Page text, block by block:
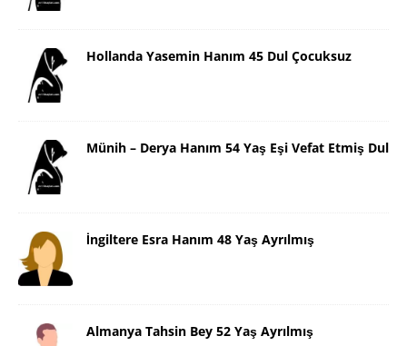
Hollanda Yasemin Hanım 45 Dul Çocuksuz
Münih – Derya Hanım 54 Yaş Eşi Vefat Etmiş Dul
İngiltere Esra Hanım 48 Yaş Ayrılmış
Almanya Tahsin Bey 52 Yaş Ayrılmış